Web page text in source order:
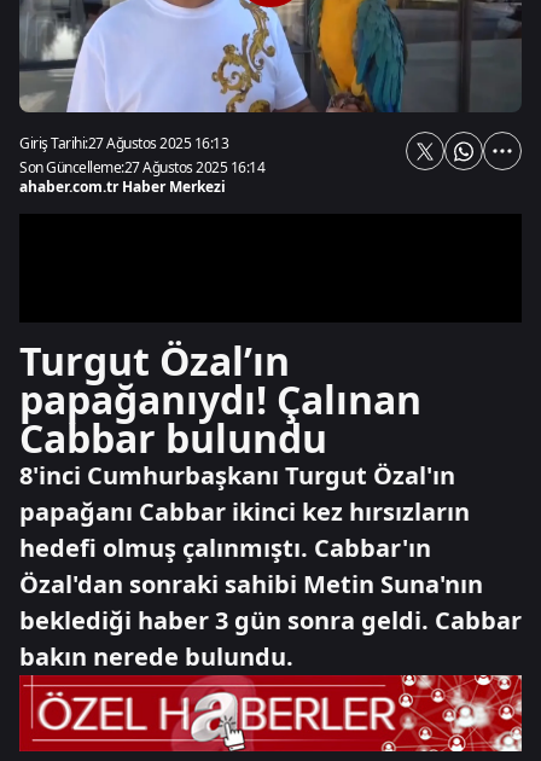
Giriş Tarihi:27 Ağustos 2025 16:13
Son Güncelleme:27 Ağustos 2025 16:14
ahaber.com.tr Haber Merkezi
Turgut Özal’ın
papağanıydı! Çalınan
Cabbar bulundu
8'inci Cumhurbaşkanı Turgut Özal'ın
papağanı Cabbar ikinci kez hırsızların
hedefi olmuş çalınmıştı. Cabbar'ın
Özal'dan sonraki sahibi Metin Suna'nın
beklediği haber 3 gün sonra geldi. Cabbar
bakın nerede bulundu.